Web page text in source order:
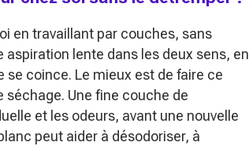
en travaillant par couches, sans
lente dans les deux sens, en
coince. Le mieux est de faire ce
Une fine couche de
et les odeurs, avant une nouvelle
peut aider à désodoriser, à